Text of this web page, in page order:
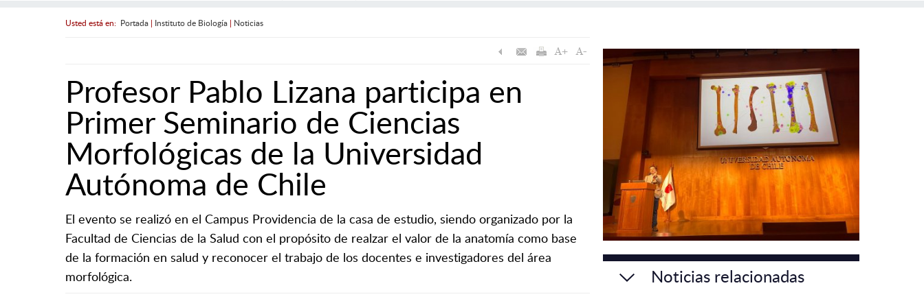
Usted está en: Portada| Instituto de Biología| Noticias
Profesor Pablo Lizana participa en
Primer Seminario de Ciencias
Morfológicas de la Universidad
Autónoma de Chile
El evento se realizó en el Campus Providencia de la casa de estudio, siendo organizado por la
Facultad de Ciencias de la Salud con el propósito de realzar el valor de la anatomía como base
de la formación en salud y reconocer el trabajo de los docentes e investigadores del área
morfológica.
Noticias relacionadas